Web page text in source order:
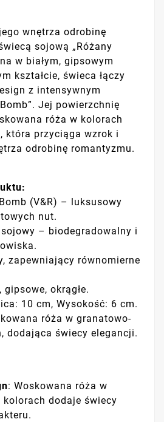
wnętrza odrobinę
sojową „Różany
w białym, gipsowym
kształcie, świeca łączy
z intensywnym
Jej powierzchnię
róża w kolorach
która przyciąga wzrok i
odrobinę romantyzmu.
(V&R) – luksusowy
nut.
sojowy – biodegradowalny i
zapewniający równomierne
gipsowe, okrągłe.
10 cm, Wysokość: 6 cm.
róża w granatowo-
dodająca świecy elegancji.
: Woskowana róża w
kolorach dodaje świecy